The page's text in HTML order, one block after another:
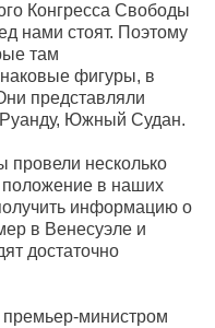
Конгресса Свободы
нами стоят. Поэтому
там
фигуры, в
представляли
Южный Судан.
провели несколько
в наших
информацию о
в Венесуэле и
достаточно
министром